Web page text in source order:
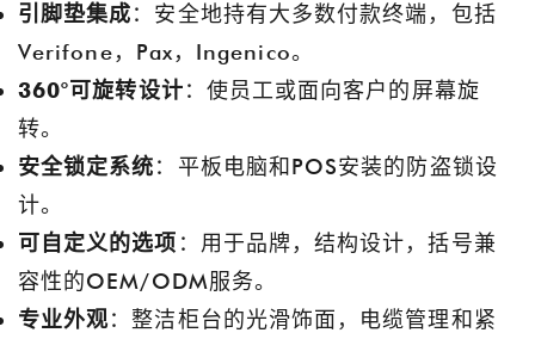
引脚垫集成：安全地持有大多数付款终端，包括
Verifone，Pax，Ingenico。
360°可旋转设计：使员工或面向客户的屏幕旋
转。
安全锁定系统：平板电脑和POS安装的防盗锁设
计。
可自定义的选项 ：用于品牌，结构设计，括号兼
容性的OEM/ODM服务。
专业外观：整洁柜台的光滑饰面，电缆管理和紧